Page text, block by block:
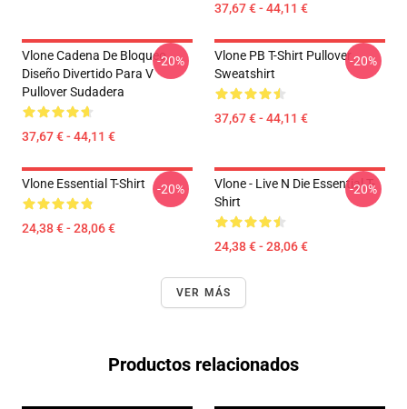
37,67 € - 44,11 €
Vlone Cadena De Bloqueo ,
Diseño Divertido Para V
Pullover Sudadera
37,67 € - 44,11 €
-20%
Vlone PB T-Shirt Pullover
Sweatshirt
37,67 € - 44,11 €
-20%
Vlone Essential T-Shirt
24,38 € - 28,06 €
-20%
Vlone - Live N Die Essential T-
Shirt
24,38 € - 28,06 €
-20%
VER MÁS
Productos relacionados